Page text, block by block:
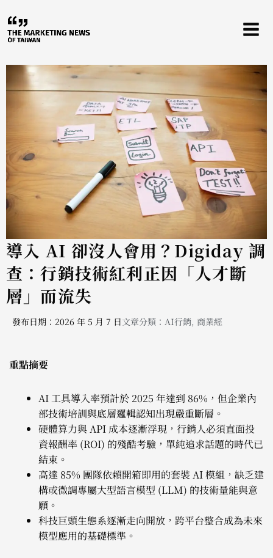
至
主
容
導入 AI 卻沒人會用？Digiday 調
查：行銷技術紅利正因「人才斷
層」而流失
發布日期：2026 年 5 月 7 日文章分類： AI行銷, 商業經
重點摘要
AI 工具導入率預計於 2025 年達到 86%，但企業內
部技術培訓與底層邏輯認知出現嚴重斷層。
硬體算力與 API 成本逐漸浮現，行銷人必須直面投
資報酬率 (ROI) 的殘酷考驗，單純追求話題的時代已
結束。
高達 85% 團隊依賴開箱即用的套裝 AI 模組，缺乏建
構或微調專屬大型語言模型 (LLM) 的技術量能與意
願。
科技巨頭生態系逐漸走向開放，跨平台整合成為未來
模型應用的基礎標準。